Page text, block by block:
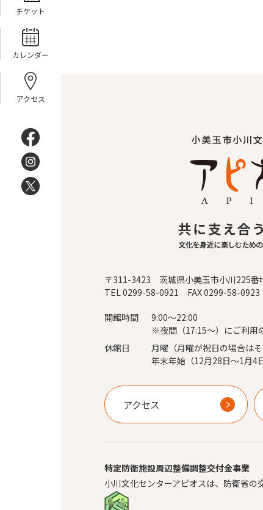
チケット
カレンダー
アクセス
〒311-3423 茨城県小美玉市小川225番
TEL 0299-58-0921 FAX 0299-58-0923
開館時間
9:00～22:00
※夜間（17:15～）にご利用
休館日
月曜（月曜が祝日の場合はそ
年末年始（12月28日～1月4日
アクセス
特定防衛施設周辺整備調整交付金事業
小川文化センターアピオスは、防衛省の